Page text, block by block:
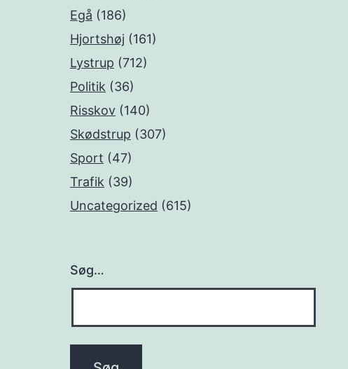
Egå (186)
Hjortshøj (161)
Lystrup (712)
Politik (36)
Risskov (140)
Skødstrup (307)
Sport (47)
Trafik (39)
Uncategorized (615)
Søg…